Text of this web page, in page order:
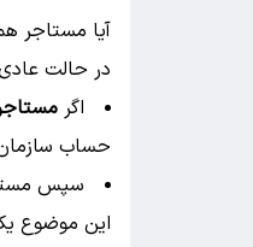
آیا مستاجر
در حالت
اگر
حساب سازمان
سپس
این موضوع